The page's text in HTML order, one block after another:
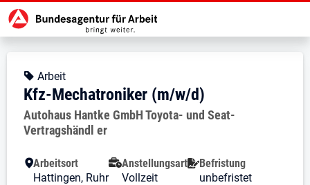
Zur Jobsuche Startseite
Stellendetails zu: Kfz-
Kfz-Mechatroniker (m/w/d)
Kfz-Mechatroniker (m/w/d)
Kopfbereich
Angebotsart:
Arbeit
Kfz-Mechatroniker (m/w/d)
Arbeitgeber:
Autohaus Hantke GmbH Toyota- und Seat-
Vertragshändl er
Besondere Merkmale
Arbeitsort
Hattingen, Ruhr
Anstellungsart
Vollzeit
Befristung
unbefristet